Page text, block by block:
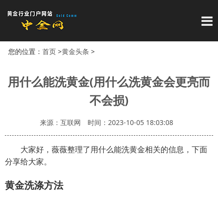
导
您的位置： 首页>黄金头条 >
用什么能洗黄金(用什么洗黄金会更亮而
不会损)
来源：互联网 时间：2023-10-05 18:03:08
大家好，薇薇整理了用什么能洗黄金相关的信息，下面
分享给大家。
黄金洗涤方法